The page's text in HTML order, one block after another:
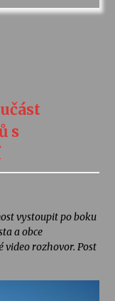
s
vystoupit po boku
a obce
video rozhovor. Post